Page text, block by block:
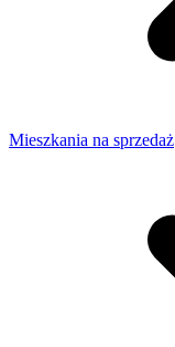
Mieszkania na sprzedaż